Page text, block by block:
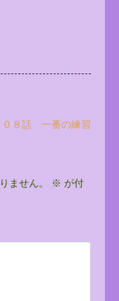
０８話 一番の練習
ません。 ※ が付